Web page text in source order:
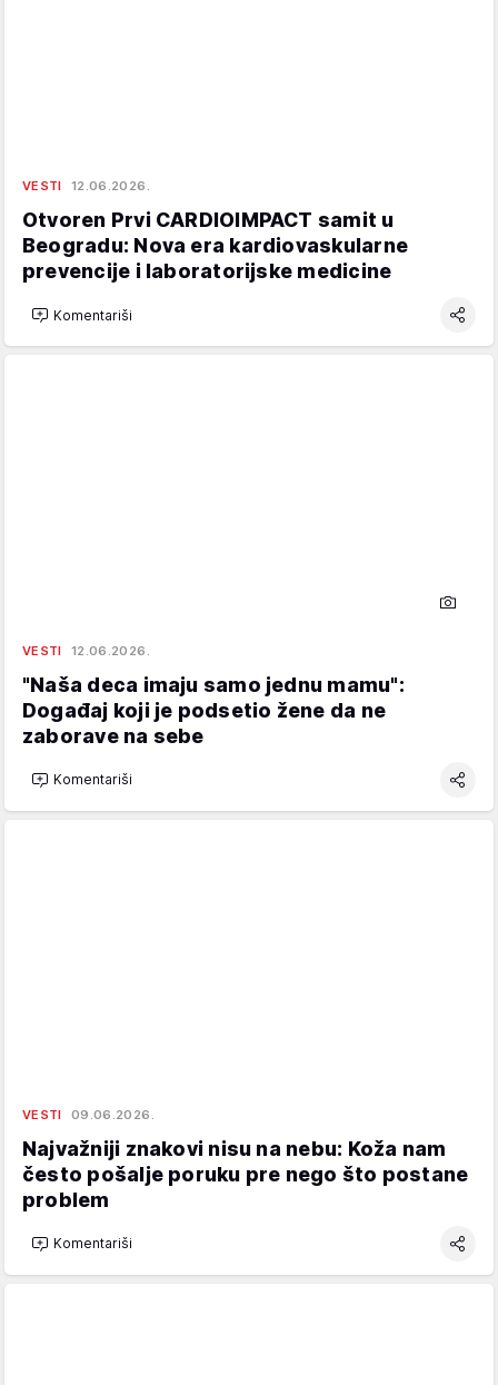
VESTI 12.06.2026.
Otvoren Prvi CARDIOIMPACT samit u
Beogradu: Nova era kardiovaskularne
prevencije i laboratorijske medicine
Komentariši
VESTI 12.06.2026.
"Naša deca imaju samo jednu mamu":
Događaj koji je podsetio žene da ne
zaborave na sebe
Komentariši
VESTI 09.06.2026.
Najvažniji znakovi nisu na nebu: Koža nam
često pošalje poruku pre nego što postane
problem
Komentariši